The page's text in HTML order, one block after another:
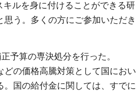
ルを身に付けることができる研
う。多くの方にご参加いただき
予算の専決処分を行った。
の価格高騰対策として国におい
国の給付金に関しては、すでに